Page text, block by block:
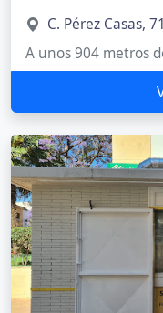
C. Pérez Casas,
A unos 904 metros